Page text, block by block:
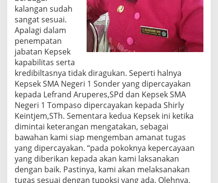
kalangan sudah
sangat sesuai.
Apalagi dalam
penempatan
jabatan Kepsek
kapabilitas serta
kredibiltasnya tidak diragukan. Seperti halnya
Kepsek SMA Negeri 1 Sonder yang dipercayakan
kepada Lefrand Aruperes,SPd dan Kepsek SMA
Negeri 1 Tompaso dipercayakan kepada Shirly
Keintjem,STh. Sementara kedua Kepsek ini ketika
dimintai keterangan mengatakan, sebagai
bawahan kami siap mengemban amanat tugas
yang dipercayakan. “pada pokoknya kepercayaan
yang diberikan kepada akan kami laksanakan
dengan baik. Pastinya, kami akan melaksanakan
tugas sesuai dengan tupoksi yang ada. Olehnya,